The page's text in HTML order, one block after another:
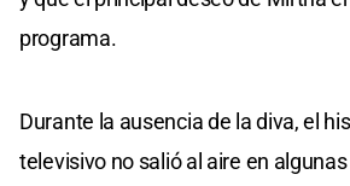
programa.
Durante la ausencia de la diva, el
televisivo no salió al aire en